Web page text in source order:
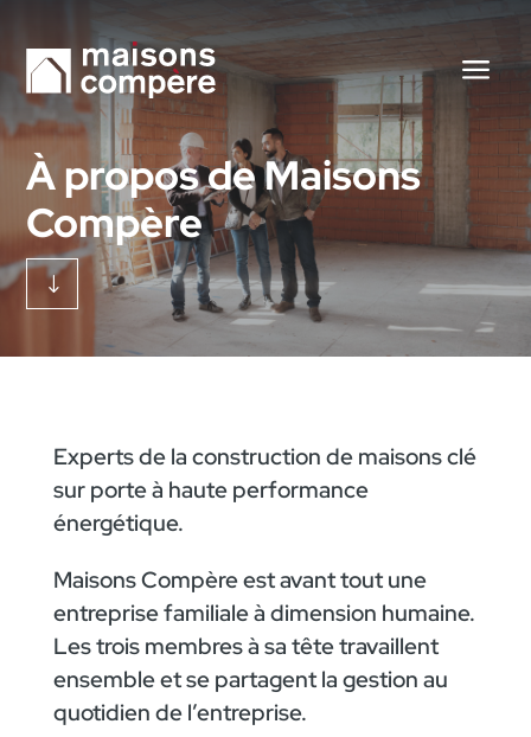
À propos de Maisons
Compère
"
Experts de la construction de maisons clé
sur porte à haute performance
énergétique.
Maisons Compère est avant tout une
entreprise familiale à dimension humaine.
Les trois membres à sa tête travaillent
ensemble et se partagent la gestion au
quotidien de l’entreprise.